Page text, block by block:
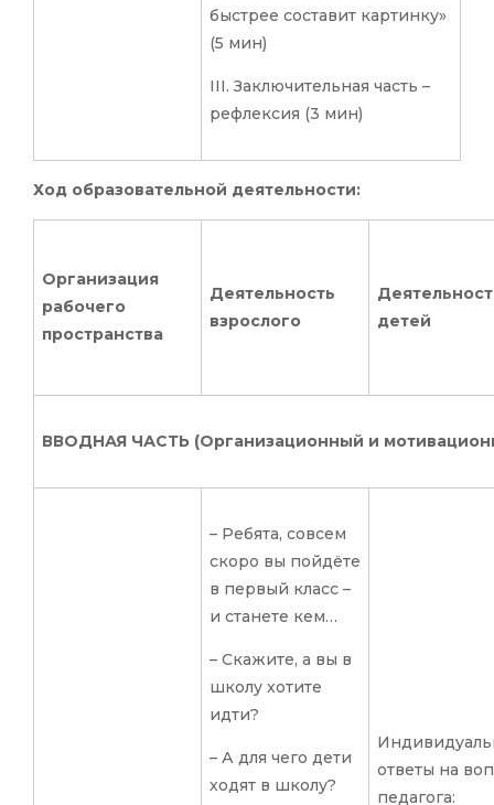
быстрее составит картинку»
(5 мин)
III. Заключительная часть –
рефлексия (3 мин)
Ход образовательной деятельности:
Организация
рабочего
пространства
Деятельность
взрослого
детей
ВВОДНАЯ ЧАСТЬ (Организационный и
– Ребята, совсем
скоро вы пойдёте
в первый класс –
и станете кем…
– Скажите, а вы в
школу хотите
идти?
– А для чего дети
ходят в школу?
ответы на
педагога: